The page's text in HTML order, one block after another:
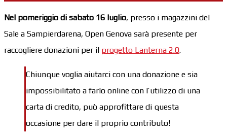
Nel pomeriggio di sabato 16 luglio, presso i magazzini del
Sale a Sampierdarena, Open Genova sarà presente per
raccogliere donazioni per il progetto Lanterna 2.0.
Chiunque voglia aiutarci con una donazione e sia
impossibilitato a farlo online con l’utilizzo di una
carta di credito, può approfittare di questa
occasione per dare il proprio contributo!